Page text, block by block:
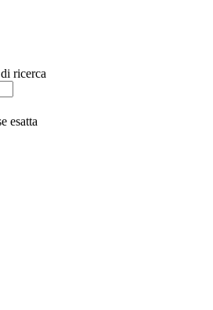
ricerca
esatta